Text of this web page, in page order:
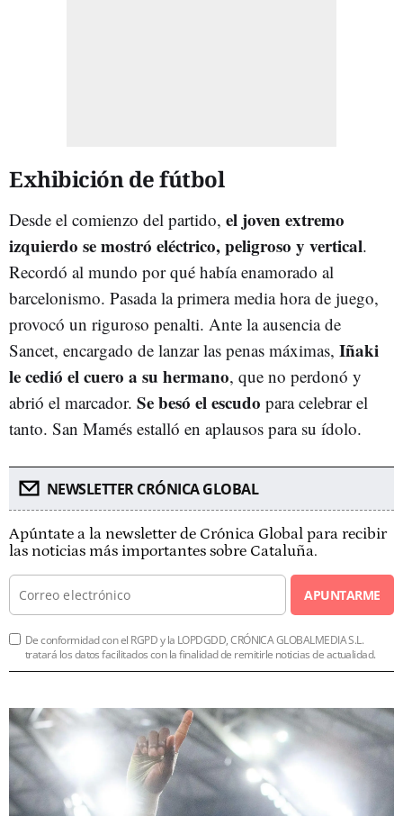
Exhibición de fútbol
Desde el comienzo del partido, el joven extremo
izquierdo se mostró eléctrico, peligroso y vertical.
Recordó al mundo por qué había enamorado al
barcelonismo. Pasada la primera media hora de juego,
provocó un riguroso penalti. Ante la ausencia de
Sancet, encargado de lanzar las penas máximas, Iñaki
le cedió el cuero a su hermano, que no perdonó y
abrió el marcador. Se besó el escudo para celebrar el
tanto. San Mamés estalló en aplausos para su ídolo.
NEWSLETTER CRÓNICA GLOBAL
Apúntate a la newsletter de Crónica Global para recibir
las noticias más importantes sobre Cataluña.
APUNTARME
De conformidad con el RGPD y la LOPDGDD, CRÓNICA GLOBALMEDIA S.L.
tratará los datos facilitados con la finalidad de remitirle noticias de actualidad.